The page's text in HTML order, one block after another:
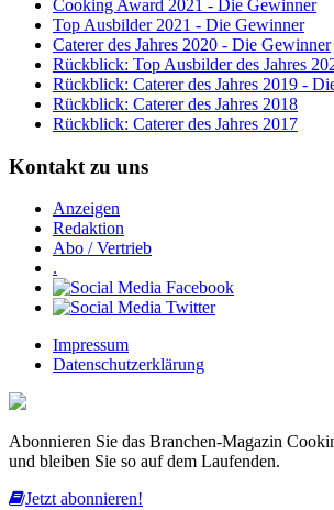
Cooking Award 2021 - Die Gewinner
Top Ausbilder 2021 - Die Gewinner
Caterer des Jahres 2020 - Die Gewinner
Rückblick: Top Ausbilder des Jahres
Rückblick: Caterer des Jahres 2019 -
Rückblick: Caterer des Jahres 2018
Rückblick: Caterer des Jahres 2017
Kontakt zu uns
Anzeigen
Redaktion
Abo / Vertrieb
.
Impressum
Datenschutzerklärung
Abonnieren Sie das Branchen-Magazin
und bleiben Sie so auf dem Laufenden.
Jetzt abonnieren!